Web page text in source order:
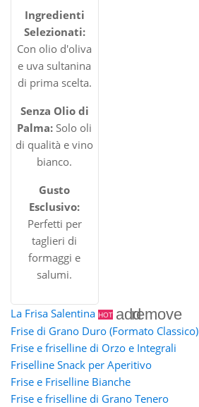
Ingredienti
Selezionati:
Con olio d'oliva
e uva sultanina
di prima scelta.
Senza Olio di
Palma: Solo oli
di qualità e vino
bianco.
Gusto
Esclusivo:
Perfetti per
taglieri di
formaggi e
salumi.
La Frisa Salentina HOT addremove
Frise di Grano Duro (Formato Classico)
Frise e friselline di Orzo e Integrali
Friselline Snack per Aperitivo
Frise e Friselline Bianche
Frise e friselline di Grano Tenero